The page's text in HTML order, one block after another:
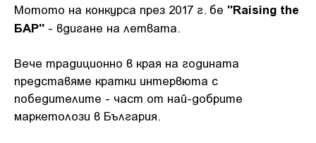
Мотото на конкурса през 2017 г. бе "Raising the
БАР" - вдигане на летвата.
Вече традиционно в края на годината
представяме кратки интервюта с
победителите - част от най-добрите
маркетолози в България.